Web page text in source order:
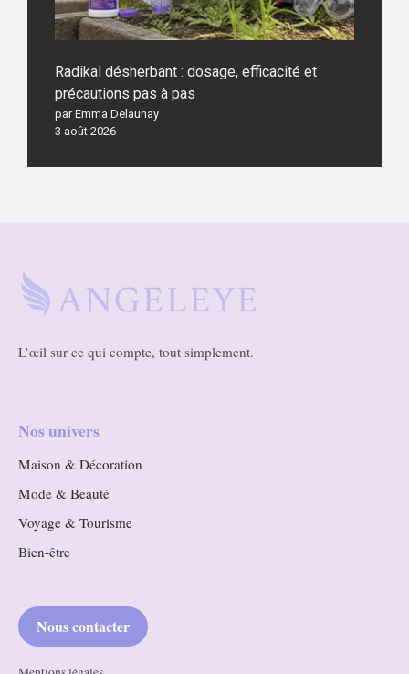
Radikal désherbant : dosage, efficacité et
précautions pas à pas
par Emma Delaunay
3 août 2026
L’œil sur ce qui compte, tout simplement.
Nos univers
Maison & Décoration
Mode & Beauté
Voyage & Tourisme
Bien-être
Nous contacter